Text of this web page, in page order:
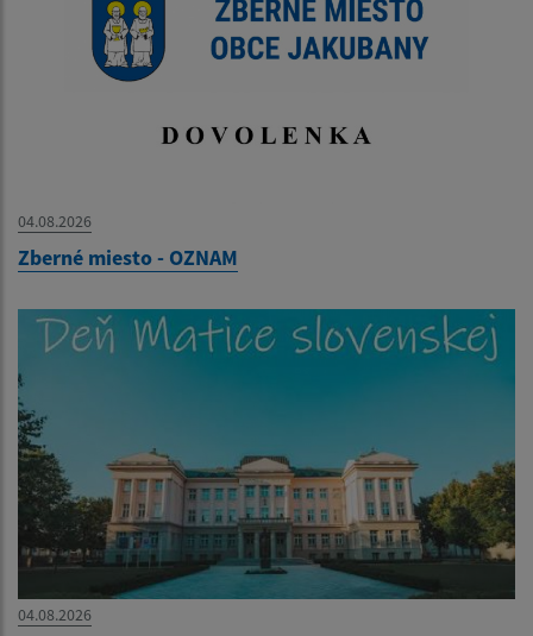
04.08.2026
Zberné miesto - OZNAM
04.08.2026